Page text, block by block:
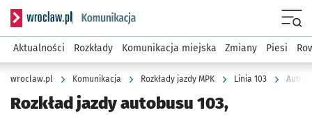
Serwis informacyjny wroclaw.pl podserwis: Komunikacja
Aktualności Rozkłady Komunikacja miejska Zmiany Piesi
wroclaw.pl Komunikacja Rozkłady jazdy MPK Linia 103
Rozkład jazdy autobusu 103,